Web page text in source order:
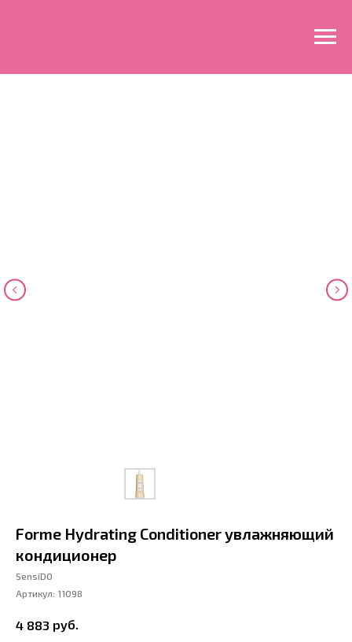
Forme Hydrating Conditioner увлажняющий
кондиционер
SensiDO
Артикул: 11098
4 883 руб.